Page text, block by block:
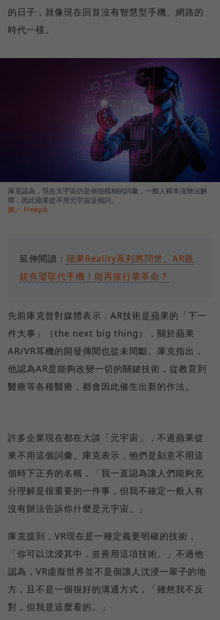
的日子，就像現在回首沒有智慧型手機、網路的
時代一樣。
庫克認為，現在元宇宙仍是個很模糊的詞彙，一般人根本沒辦法解
釋，因此蘋果從不用元宇宙這個詞。
圖／ Freepik
延伸閱讀： 蘋果Reality系列將問世、AR眼
鏡有望取代手機！能再掀行業革命？
先前庫克曾對媒體表示，AR技術是蘋果的「下一
件大事」（the next big thing），關於蘋果
AR/VR耳機的開發傳聞也從未間斷。庫克指出，
他認為AR是能夠改變一切的關鍵技術，從教育到
醫療等各種醫療，都會因此催生出新的作法。
許多企業現在都在大談「元宇宙」，不過蘋果從
來不用這個詞彙。庫克表示，他們是刻意不用這
個時下正夯的名稱，「我一直認為讓人們能夠充
分理解是很重要的一件事，但我不確定一般人有
沒有辦法告訴你什麼是元宇宙。」
庫克提到，VR現在是一種定義更明確的技術，
「你可以沈浸其中，並善用這項技術。」不過他
認為，VR虛擬世界並不是個讓人沈浸一輩子的地
方，且不是一個很好的溝通方式，「雖然我不反
對，但我是這麼看的。」